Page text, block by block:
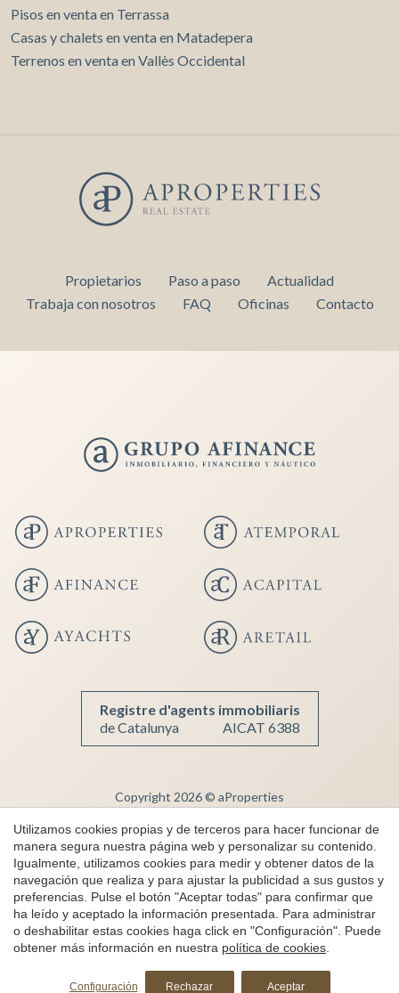
Pisos en venta en Terrassa
Casas y chalets en venta en Matadepera
Terrenos en venta en Vallès Occidental
Propietarios Paso a paso
Actualidad
Trabaja con nosotros
FAQ Oficinas Contacto
Registre d'agents immobiliaris
de Catalunya
AICAT 6388
Copyright 2026 © aProperties
Inmobiliaria de lujo
AICAT 6388
Aviso Legal
Política de Privacidad
Política de cookies
Canal de denuncias
Utilizamos cookies propias y de terceros para hacer funcionar de
manera segura nuestra página web y personalizar su contenido.
Igualmente, utilizamos cookies para medir y obtener datos de la
navegación que realiza y para ajustar la publicidad a sus gustos y
preferencias. Pulse el botón "Aceptar todas" para confirmar que
ha leído y aceptado la información presentada. Para administrar
o deshabilitar estas cookies haga click en "Configuración". Puede
obtener más información en nuestra política de cookies
Configuración Rechazar Aceptar